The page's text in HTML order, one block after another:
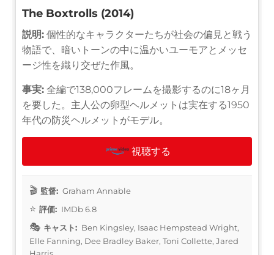
The Boxtrolls (2014)
説明: 個性的なキャラクターたちが社会の偏見と戦う
物語で、暗いトーンの中に温かいユーモアとメッセ
ージ性を織り交ぜた作風。
事実: 全編で138,000フレームを撮影するのに18ヶ月
を要した。主人公の卵型ヘルメットは実在する1950
年代の防災ヘルメットがモデル。
視聴する
監督: Graham Annable
評価: IMDb 6.8
キャスト: Ben Kingsley, Isaac Hempstead Wright,
Elle Fanning, Dee Bradley Baker, Toni Collette, Jared
Harris